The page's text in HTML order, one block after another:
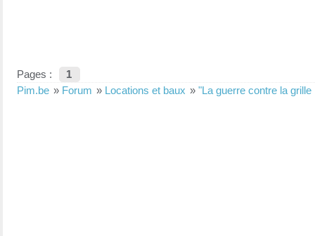
Pages :
1
Pim.be » Forum » Locations et baux » "La guerre contre la